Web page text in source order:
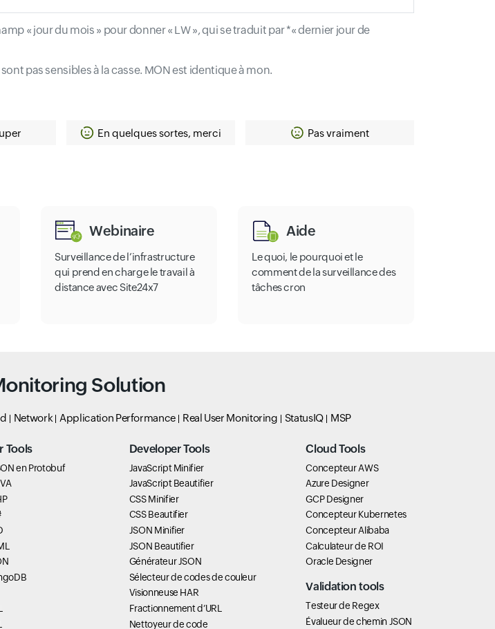
« jour du mois » pour donner « LW », qui se traduit par *« dernier jour de
pas sensibles à la casse. MON est identique à mon.
En quelques sortes, merci Pas vraiment
Webinaire
Surveillance de l’infrastructure
qui prend en charge le travail à
distance avec Site24x7
Aide
Le quoi, le pourquoi et le
comment de la surveillance des
tâches cron
Solution
Network Application Performance Real User Monitoring StatusIQ MSP
Tools
en Protobuf
Developer Tools
JavaScript Minifier
JavaScript Beautifier
CSS Minifier
CSS Beautifier
JSON Minifier
JSON Beautifier
Générateur JSON
Sélecteur de codes de couleur
Visionneuse HAR
Fractionnement d’URL
Nettoyeur de code
Cloud Tools
Concepteur AWS
Azure Designer
GCP Designer
Concepteur Kubernetes
Concepteur Alibaba
Calculateur de ROI
Oracle Designer
Validation tools
Testeur de Regex
Évalueur de chemin JSON